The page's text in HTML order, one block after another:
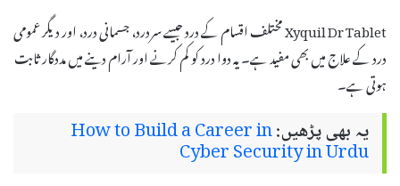
Xyquil Dr Tablet مختلف اقسام کے درد جیسے سردرد، جسمانی درد، اور دیگر عمومی
درد کے علاج میں بھی مفید ہے۔ یہ دوا درد کو کم کرنے اور آرام دینے میں مددگار ثابت
ہوتی ہے۔
یہ بھی پڑھیں:How to Build a Career in
Cyber Security in Urdu